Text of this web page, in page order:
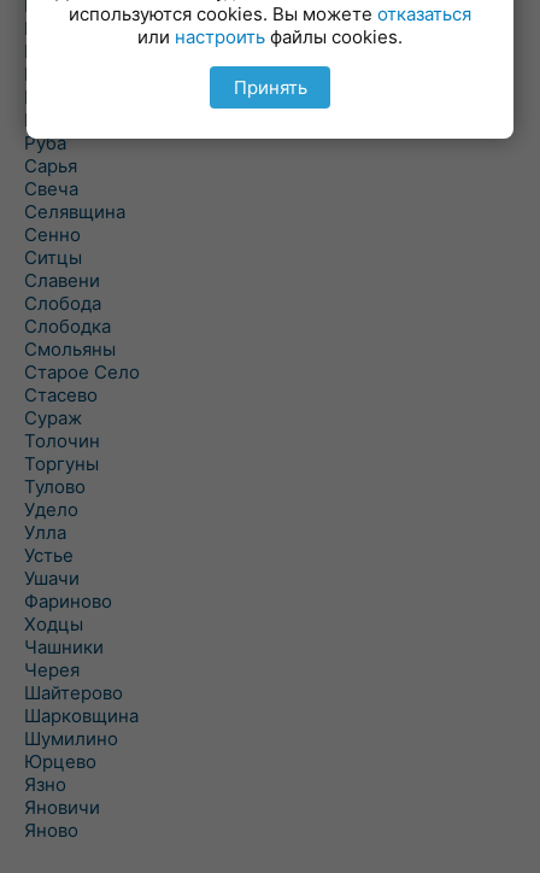
Погоща
Подсвилье
Полоцк
Поставы
Прозороки
Россоны
Руба
Сарья
Свеча
Селявщина
Сенно
Ситцы
Славени
Слобода
Слободка
Смольяны
Старое Село
Стасево
Сураж
Толочин
Торгуны
Тулово
Удело
Улла
Устье
Ушачи
Фариново
Ходцы
Чашники
Черея
Шайтерово
Шарковщина
Шумилино
Юрцево
Язно
Яновичи
Яново
используются cookies. Вы можете отказаться
или настроить файлы cookies.
Принять